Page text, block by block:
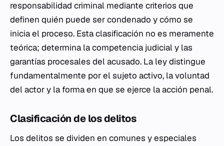
responsabilidad criminal mediante criterios que
definen quién puede ser condenado y cómo se
inicia el proceso. Esta clasificación no es meramente
teórica; determina la competencia judicial y las
garantías procesales del acusado. La ley distingue
fundamentalmente por el sujeto activo, la voluntad
del actor y la forma en que se ejerce la acción penal.
Clasificación de los delitos
Los delitos se dividen en comunes y especiales